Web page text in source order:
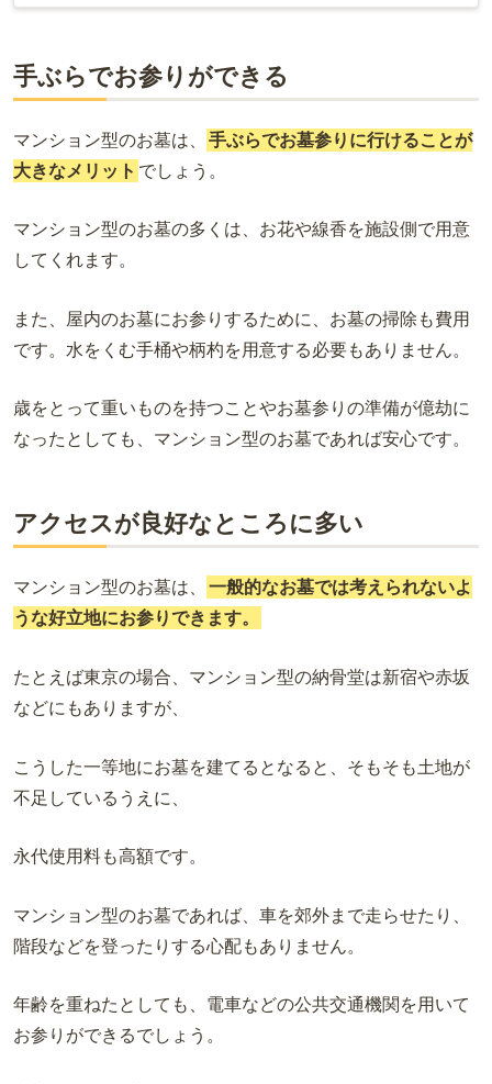
手ぶらでお参りができる
マンション型のお墓は、
手ぶらでお墓参りに行けることが
大きなメリット でしょう。
マンション型のお墓の多くは、お花や線香を施設側で用意
してくれます。
また、屋内のお墓にお参りするために、お墓の掃除も費用
です。水をくむ手桶や柄杓を用意する必要もありません。
歳をとって重いものを持つことやお墓参りの準備が億劫に
なったとしても、マンション型のお墓であれば安心です。
アクセスが良好なところに多い
マンション型のお墓は、
一般的なお墓では考えられないよ
うな好立地にお参りできます。
たとえば東京の場合、マンション型の納骨堂は新宿や赤坂
などにもありますが、
こうした一等地にお墓を建てるとなると、そもそも土地が
不足しているうえに、
永代使用料も高額です。
マンション型のお墓であれば、車を郊外まで走らせたり、
階段などを登ったりする心配もありません。
年齢を重ねたとしても、電車などの公共交通機関を用いて
お参りができるでしょう。